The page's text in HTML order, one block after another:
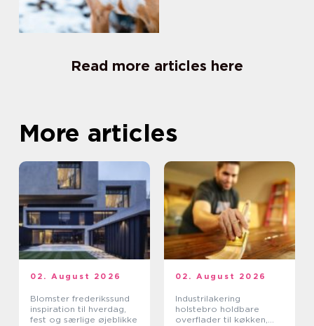
Read more articles here
More articles
02. August 2026
Blomster frederikssund
inspiration til hverdag,
fest og særlige øjeblikke
02. August 2026
Industrilakering
holstebro holdbare
overflader til køkken,